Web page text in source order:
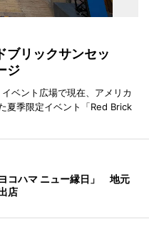
ブリックサンセッ
ジ
ベント広場で現在、アメリカ
夏季限定イベント「Red Brick
コハマ ニュー縁日」 地元
店